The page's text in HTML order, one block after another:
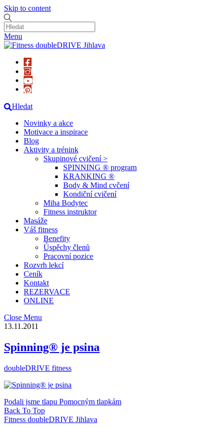
Skip to content
Menu
Hledat
Novinky a akce
Motivace a inspirace
Blog
Aktivity a trénink
Skupinové cvičení >
SPINNING ® program
KRANKING ®
Body & Mind cvčení
Kondiční cvičení
Miha Bodytec
Fitness instruktor
Masáže
Váš fitness
Benefity
Úspěchy členů
Pracovní pozice
Rozvrh lekcí
Ceník
Kontakt
REZERVACE
ONLINE
Close Menu
13.11.2011
Spinning® je psina
doubleDRIVE fitness
Podali jsme tlapu Pomocným tlapkám
Back To Top
Fitness doubleDRIVE Jihlava